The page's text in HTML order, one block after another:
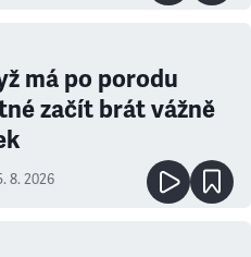
má po porodu
začít brát vážně
8. 2026